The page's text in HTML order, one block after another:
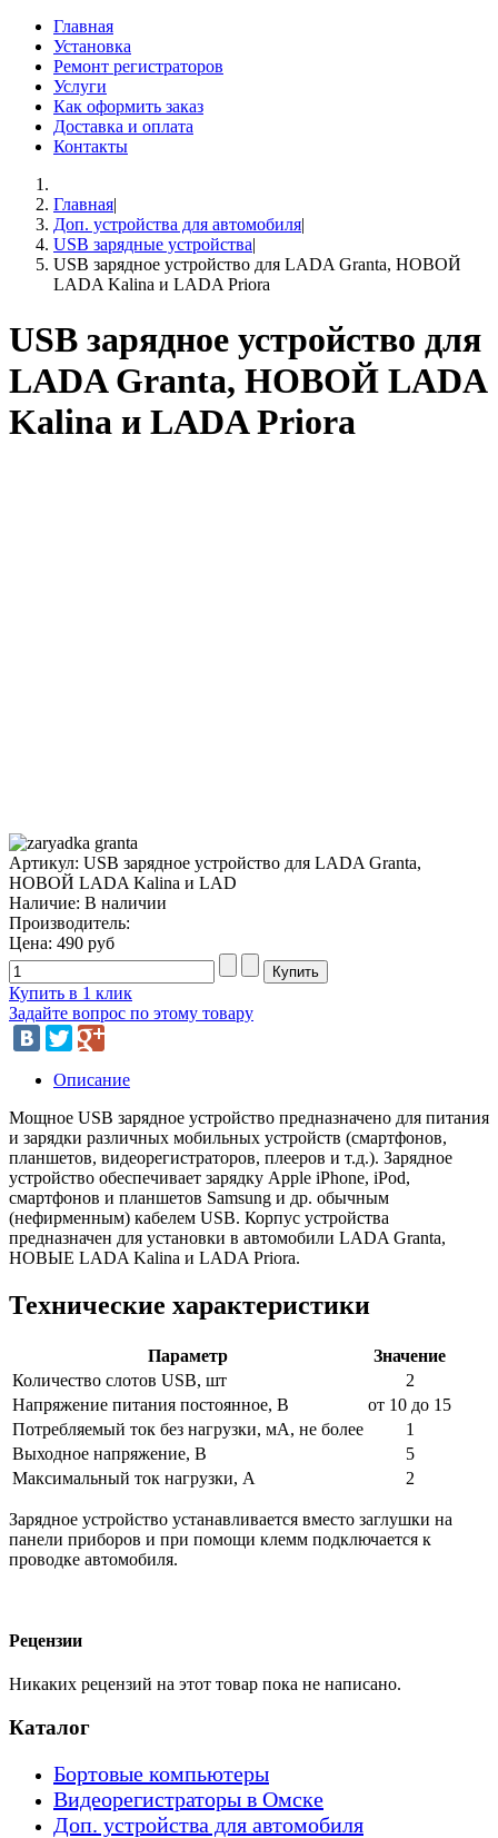
Главная
Установка
Ремонт регистраторов
Услуги
Как оформить заказ
Доставка и оплата
Контакты
Главная|
Доп. устройства для автомобиля|
USB зарядные устройства|
USB зарядное устройство для LADA Granta, НОВОЙ
LADA Kalina и LADA Priora
USB зарядное устройство для
LADA Granta, НОВОЙ LADA
Kalina и LADA Priora
Артикул: USB зарядное устройство для LADA Granta,
НОВОЙ LADA Kalina и LAD
Наличие: В наличии
Производитель:
Цена: 490 руб
Купить в 1 клик
Задайте вопрос по этому товару
Описание
Мощное USB зарядное устройство предназначено для питания
и зарядки различных мобильных устройств (смартфонов,
планшетов, видеорегистраторов, плееров и т.д.). Зарядное
устройство обеспечивает зарядку Apple iPhone, iPod,
смартфонов и планшетов Samsung и др. обычным
(нефирменным) кабелем USB. Корпус устройства
предназначен для установки в автомобили LADA Granta,
НОВЫЕ LADA Kalina и LADA Priora.
Технические характеристики
Параметр
Значение
Количество слотов USB, шт
2
Напряжение питания постоянное, В
от 10 до 15
Потребляемый ток без нагрузки, мА, не более
1
Выходное напряжение, В
5
Максимальный ток нагрузки, А
2
Зарядное устройство устанавливается вместо заглушки на
панели приборов и при помощи клемм подключается к
проводке автомобиля.
Рецензии
Никаких рецензий на этот товар пока не написано.
Каталог
Бортовые компьютеры
Видеорегистраторы в Омске
Доп. устройства для автомобиля